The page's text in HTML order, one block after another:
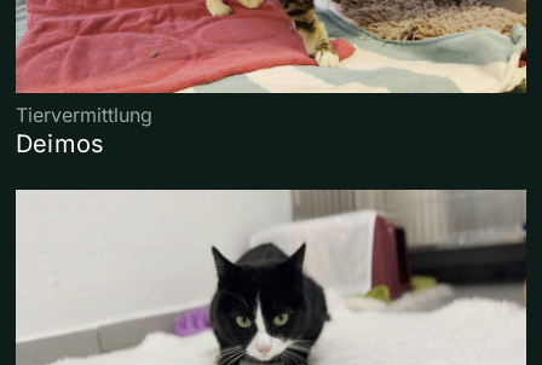
Tiervermittlung
Deimos